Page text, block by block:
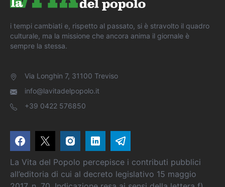
i tempi cambiati e, rispetto al passato, si è stravolto il quadro
culturale, ma la missione che ancora anima il giornale è
sempre la stessa.
Via Longhin 7, 31100 Treviso
info@lavitadelpopolo.it
+39 0422 576850
La Vita del Popolo percepisce i contributi pubblici
all’editoria di cui al decreto legislativo 15 maggio